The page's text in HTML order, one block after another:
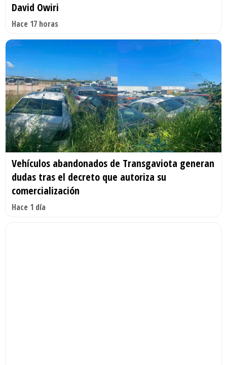
David Owiri
Hace 17 horas
Vehículos abandonados de Transgaviota generan
dudas tras el decreto que autoriza su
comercialización
Hace 1 día